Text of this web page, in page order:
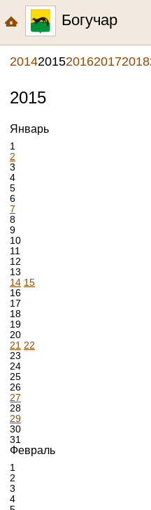
Богучар
20142015201620172018
2015
Январь
1
2
3
4
5
6
7
8
9
10
11
12
13
14 15
16
17
18
19
20
21 22
23
24
25
26
27
28
29
30
31
Февраль
1
2
3
4